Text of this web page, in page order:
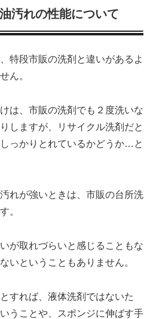
汚れの性能について
特段市販の洗剤と違いがあるよ
ん。
は、市販の洗剤でも２度洗いな
しますが、リサイクル洗剤だと
っかりとれているかどうか…と
れが強いときは、市販の台所洗
。
が取れづらいと感じることもな
いということもありません。
すれば、液体洗剤ではないた
うことや、スポンジに伸ばす手